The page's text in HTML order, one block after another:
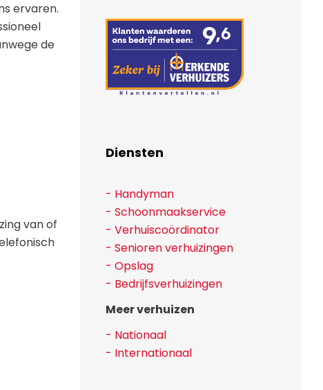
ervaren.
de
van of
Diensten
- Handyman
- Schoonmaakservice
- Verhuiscoördinator
- Senioren verhuizingen
- Opslag
- Bedrijfsverhuizingen
Meer verhuizen
- Nationaal
- Internationaal